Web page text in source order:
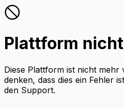
Plattform
Diese Plattform ist nicht mehr
denken, dass dies ein Fehler
den Support.